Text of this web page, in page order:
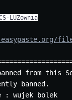
LUZownia
from this
banned.
: wujek bolek